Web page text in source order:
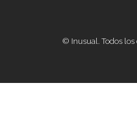
© Inusual. Todos